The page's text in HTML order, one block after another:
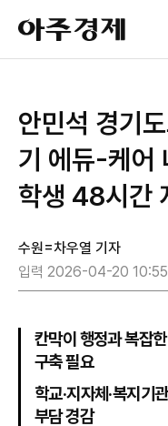
아
주
경
안민석 경기
기 에듀-케어
학생 48시간
수원=차우열 기자
입력 2026-04-20 10:55
칸막이 행정과 복잡
구축 필요
학교·지자체·복지기
부담 경감